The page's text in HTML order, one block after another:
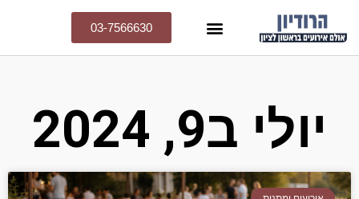
03-7566630
יולי ב9, 2024